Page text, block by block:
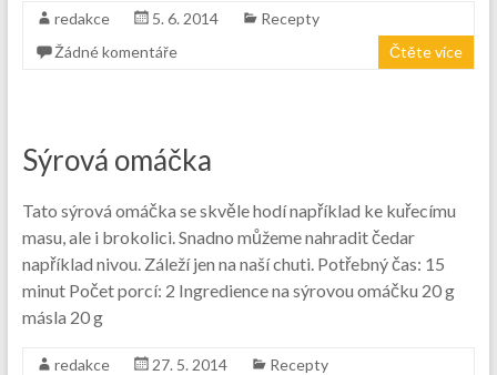
redakce 5. 6. 2014
Recepty
Žádné komentáře
Čtěte více
Sýrová omáčka
Tato sýrová omáčka se skvěle hodí například ke kuřecímu
masu, ale i brokolici. Snadno můžeme nahradit čedar
například nivou. Záleží jen na naší chuti. Potřebný čas: 15
minut Počet porcí: 2 Ingredience na sýrovou omáčku 20 g
másla 20 g
redakce 27. 5. 2014
Recepty